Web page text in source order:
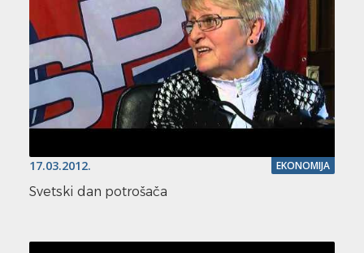
17.03.2012. EKONOMIJA
Svetski dan potrošača